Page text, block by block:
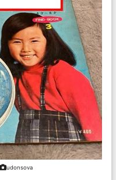
udonsova